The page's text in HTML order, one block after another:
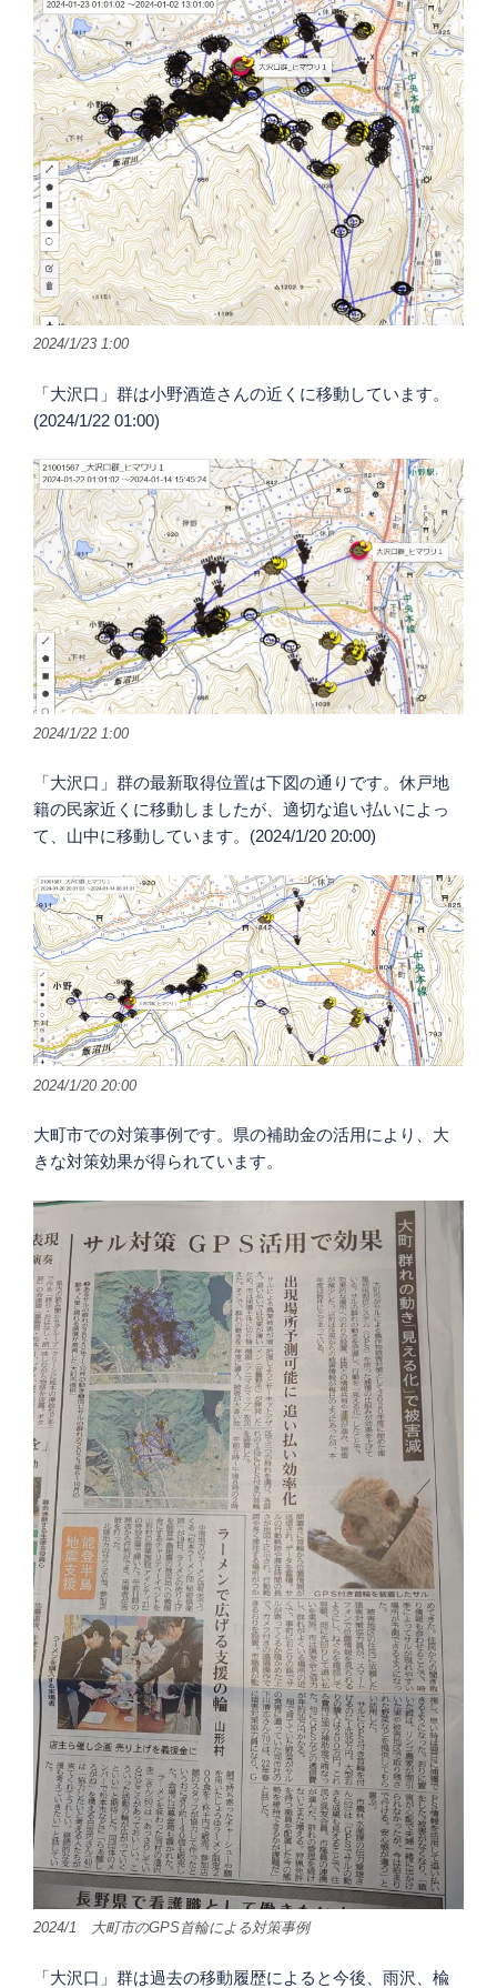
2024/1/23 1:00
「大沢口」群は小野酒造さんの近くに移動しています。
(2024/1/22 01:00)
2024/1/22 1:00
「大沢口」群の最新取得位置は下図の通りです。休戸地
籍の民家近くに移動しましたが、適切な追い払いによっ
て、山中に移動しています。(2024/1/20 20:00)
2024/1/20 20:00
大町市での対策事例です。県の補助金の活用により、大
きな対策効果が得られています。
2024/1 大町市のGPS首輪による対策事例
「大沢口」群は過去の移動履歴によると今後、雨沢、楡